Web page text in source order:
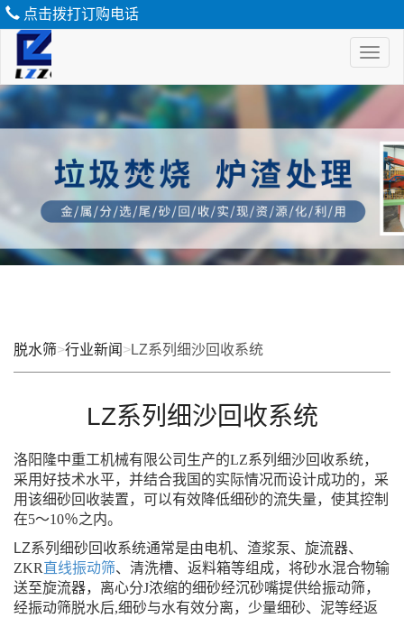
点击拨打订购电话
脱
水
脱水筛>行业新闻 >LZ系列细沙回收系统
LZ系列细沙回收系统
洛阳隆中重工机械有限公司生产的LZ系列细沙回收系统，
采用好技术水平，并结合我国的实际情况而设计成功的，采
用该细砂回收装置，可以有效降低细砂的流失量，使其控制
在5～10％之内。
LZ系列细砂回收系统通常是由电机、渣浆泵、旋流器、
ZKR直线振动筛、清洗槽、返料箱等组成，将砂水混合物输
送至旋流器，离心分J浓缩的细砂经沉砂嘴提供给振动筛，
经振动筛脱水后,细砂与水有效分离，少量细砂、泥等经返